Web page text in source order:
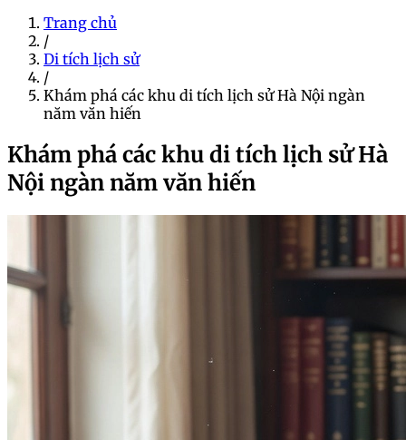
Trang chủ
/
Di tích lịch sử
/
Khám phá các khu di tích lịch sử Hà Nội ngàn
năm văn hiến
Khám phá các khu di tích lịch sử Hà
Nội ngàn năm văn hiến